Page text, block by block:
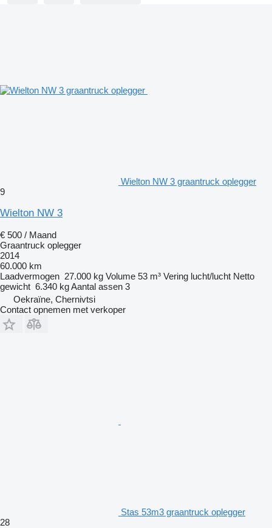
Wielton NW 3 graantruck oplegger
9
Wielton NW 3
€ 500 / Maand
Graantruck oplegger
2014
60.000 km
Laadvermogen 27.000 kg Volume 53 m³ Vering lucht/lucht Netto
gewicht 6.340 kgAantal assen 3
Oekraïne, Chernivtsi
Contact opnemen met verkoper
Stas 53m3 graantruck oplegger
28